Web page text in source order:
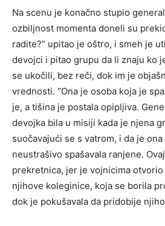
Na scenu je konačno stupio
ozbiljnost momenta doneli su
radite?” upitao je oštro, i smeh je
devojci i pitao grupu da li znaju ko
se ukočili, bez reči, dok im je
vrednosti. “Ona je osoba koja je
je, a tišina je postala opipljiva.
devojka bila u misiji kada je njena
suočavajući se s vatrom, i da je
neustrašivo spašavala ranjene.
prekretnica, jer je vojnicima
njihove koleginice, koja se borila
dok je pokušavala da pridobije